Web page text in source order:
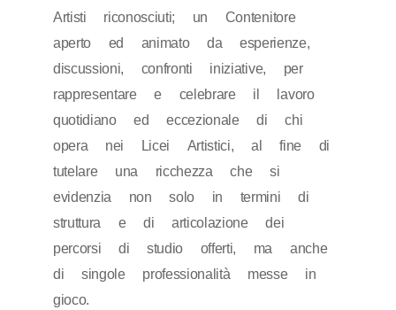
Artisti riconosciuti; un Contenitore
aperto ed animato da esperienze,
discussioni, confronti iniziative, per
rappresentare e celebrare il lavoro
quotidiano ed eccezionale di chi
opera nei Licei Artistici, al fine di
tutelare una ricchezza che si
evidenzia non solo in termini di
struttura e di articolazione dei
percorsi di studio offerti, ma anche
di singole professionalità messe in
gioco.